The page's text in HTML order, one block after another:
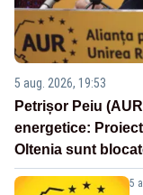
5 aug. 2026, 19:53
Petrișor Peiu
energetice:
Oltenia sunt
5